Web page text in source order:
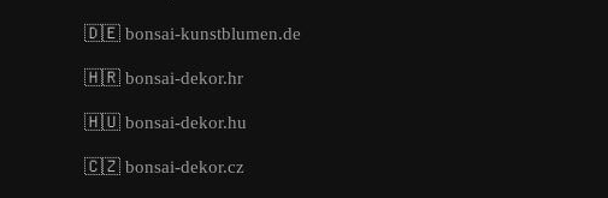
🇩🇪 bonsai-kunstblumen.de
🇭🇷 bonsai-dekor.hr
🇭🇺 bonsai-dekor.hu
🇨🇿 bonsai-dekor.cz